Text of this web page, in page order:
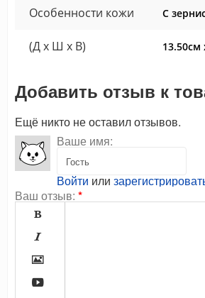
Особенности кожи С
(Д x Ш x В) 13.50см
Добавить отзыв к
Ещё никто не оставил отзывов.
Ваше имя:
Войти или
Ваш отзыв: *



